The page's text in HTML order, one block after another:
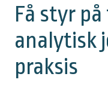
Få styr
analytisk
praksis